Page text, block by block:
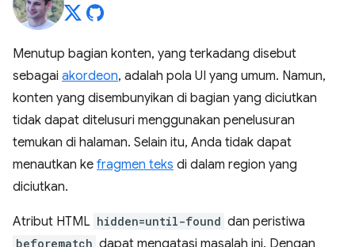
Menutup bagian konten, yang terkadang disebut
sebagai akordeon, adalah pola UI yang umum. Namun,
konten yang disembunyikan di bagian yang diciutkan
tidak dapat ditelusuri menggunakan penelusuran
temukan di halaman. Selain itu, Anda tidak dapat
menautkan ke fragmen teks di dalam region yang
diciutkan.
Atribut HTML hidden=until-found dan peristiwa
beforematch dapat mengatasi masalah ini. Dengan